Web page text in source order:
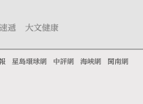
遞 大文健康
星島環球網 中評網 海峽網
閩南網